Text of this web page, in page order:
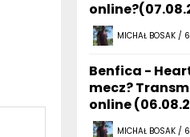
MICHAŁ BOSAK /
Benfica -
mecz?
online
MICHAŁ BOSAK /